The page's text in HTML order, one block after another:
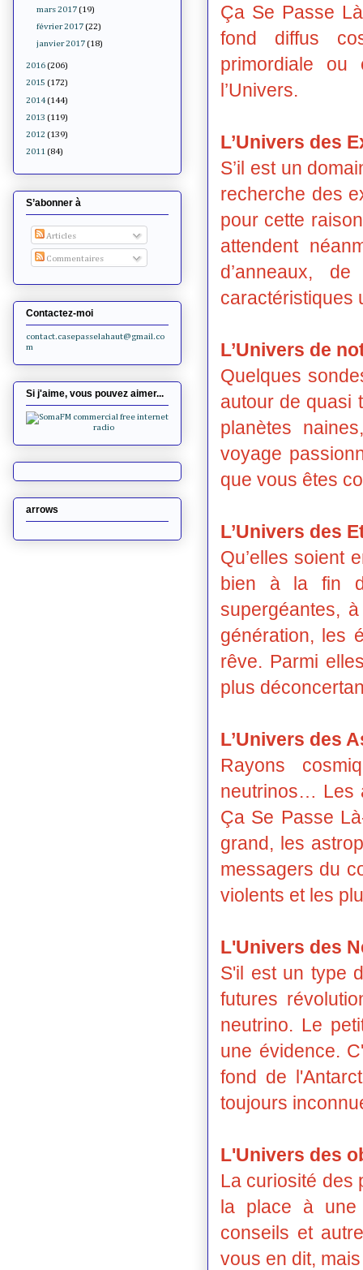
Ça Se Passe
fond diffus
primordiale ou
l’Univers.
L’Univers des
S’il est un
recherche des
pour cette
attendent
d’anneaux,
L’Univers de
Quelques
autour de quasi
planètes
voyage
que vous êtes
L’Univers des
Qu’elles soient
bien à la fin
supergéantes,
génération, les
rêve. Parmi
plus
L’Univers des
Rayons
neutrinos… Les
Ça Se Passe
grand, les
messagers du
violents et les
L'Univers des
S'il est un type
futures
neutrino. Le
une évidence.
fond de
toujours
L'Univers des
La curiosité des
la place à une
conseils et
vous en dit,
mars 2017 (19)
février 2017 (22)
janvier 2017 (18)
2016 (206)
2015 (172)
2014 (144)
2013 (119)
2012 (139)
2011 (84)
S’abonner à
Articles
Commentaires
Contactez-moi
contact.casepasselahaut@gmail.co
m
Si j'aime, vous pouvez aimer...
arrows